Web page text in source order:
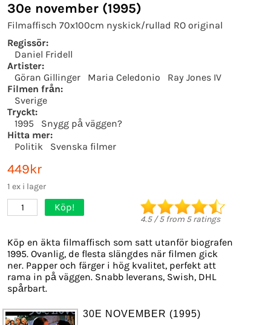
30e november (1995)
Filmaffisch 70x100cm nyskick/rullad RO original
Regissör:
Daniel Fridell
Artister:
Göran Gillinger
Maria Celedonio
Ray Jones IV
Filmen från:
Sverige
Tryckt:
1995
Snygg på väggen?
Hitta mer:
Politik
Svenska filmer
449kr
1 ex i lager
1 Köp!
4.5/5from 5ratings
Köp en äkta filmaffisch som satt utanför biografen
1995. Ovanlig, de flesta slängdes när filmen gick
ner. Papper och färger i hög kvalitet, perfekt att
rama in på väggen. Snabb leverans, Swish, DHL
spårbart.
30E NOVEMBER (1995)